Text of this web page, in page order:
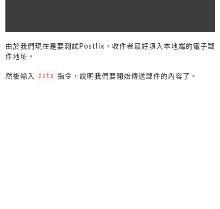
由於我們現在是要測試Postfix，收件者最好填入本地端的電子郵
件地址。
然後輸入 data 指令，說明我們要開始傳送郵件的內容了。